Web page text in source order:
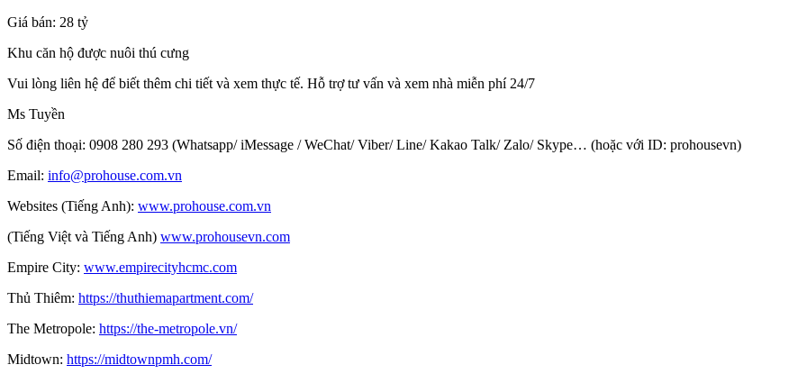
Giá bán: 28 tỷ
Khu căn hộ được nuôi thú cưng
Vui lòng liên hệ để biết thêm chi tiết và xem thực tế. Hỗ trợ tư vấn và xem nhà miễn phí 24/7
Ms Tuyền
Số điện thoại: 0908 280 293 (Whatsapp/ iMessage / WeChat/ Viber/ Line/ Kakao Talk/ Zalo/ Skype… (hoặc với ID: prohousevn)
Email: info@prohouse.com.vn
Websites (Tiếng Anh): www.prohouse.com.vn
(Tiếng Việt và Tiếng Anh) www.prohousevn.com
Empire City: www.empirecityhcmc.com
Thủ Thiêm: https://thuthiemapartment.com/
The Metropole: https://the-metropole.vn/
Midtown: https://midtownpmh.com/